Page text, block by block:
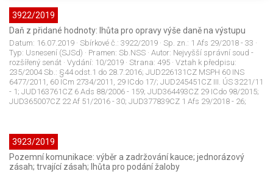
3922/2019
Daň z přidané hodnoty: lhůta pro opravy výše daně na výstupu
Datum: 16.07.2019 · Sbírkové č.: 3922/2019 · Sp. zn.: 1 Afs 29/2018 - 33 ·
Typ: Usnesení (SJSd) · Pramen: Sb.NSS · Autor: Nejvyšší správní soud -
rozšířený senát · Vydání: 10/2019 · Strana: 495 · Vztah k předpisu:
235/2004 Sb.: §44 odst.1 do 28.7.2016; JUD226131CZ MSPH 60 INS
6477/2011, 60 ICm 2734/2011, 29 ICdo 17/; JUD245451CZ III. ÚS 3221/11
- 1; JUD163761CZ 6 Ads 88/2006 - 159; JUD364493CZ 29 ICdo 98/2015;
JUD365007CZ 22 Af 51/2016 - 30; JUD377839CZ 1 Afs 29/2018 - 26;
3923/2019
Pozemní komunikace: výběr a zadržování kauce; jednorázový
zásah; trvající zásah; lhůta pro podání žaloby